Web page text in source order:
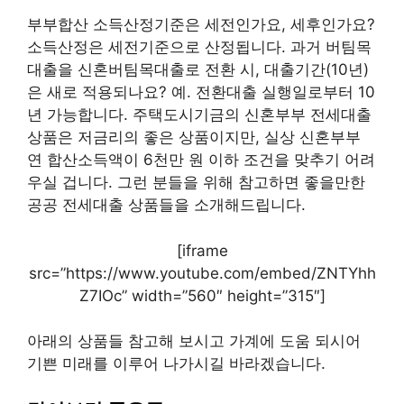
부부합산 소득산정기준은 세전인가요, 세후인가요?
소득산정은 세전기준으로 산정됩니다. 과거 버팀목
대출을 신혼버팀목대출로 전환 시, 대출기간(10년)
은 새로 적용되나요? 예. 전환대출 실행일로부터 10
년 가능합니다. 주택도시기금의 신혼부부 전세대출
상품은 저금리의 좋은 상품이지만, 실상 신혼부부
연 합산소득액이 6천만 원 이하 조건을 맞추기 어려
우실 겁니다. 그런 분들을 위해 참고하면 좋을만한
공공 전세대출 상품들을 소개해드립니다.
[iframe
src=”https://www.youtube.com/embed/ZNTYhh
Z7IOc” width=”560″ height=”315″]
아래의 상품들 참고해 보시고 가계에 도움 되시어
기쁜 미래를 이루어 나가시길 바라겠습니다.